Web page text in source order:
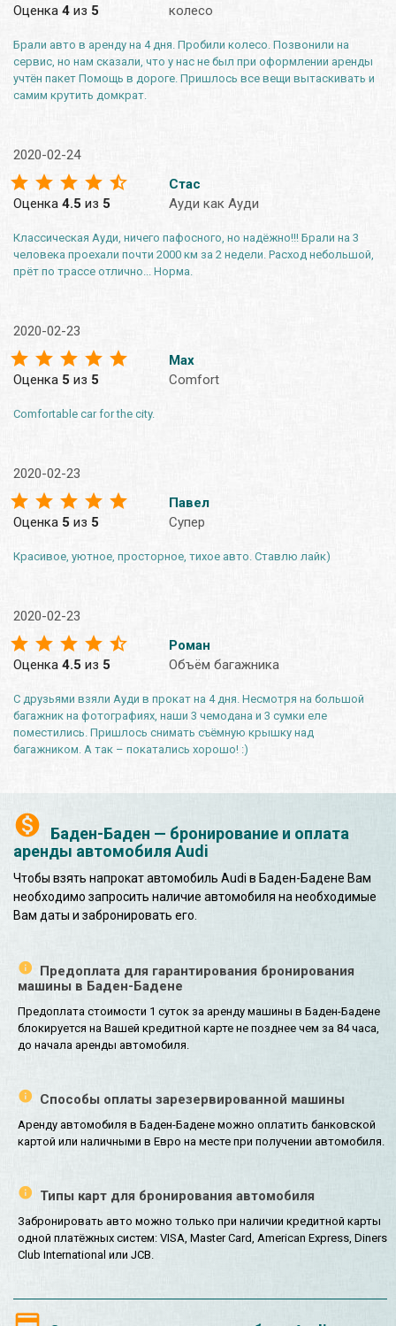
Баден-Баден — бронирование и оплата
аренды автомобиля Audi
Чтобы взять напрокат автомобиль Audi в Баден-Бадене Вам
необходимо запросить наличие автомобиля на необходимые
Вам даты и забронировать его.
Предоплата для гарантирования бронирования
машины в Баден-Бадене
Предоплата стоимости 1 суток за аренду машины в Баден-Бадене
блокируется на Вашей кредитной карте не позднее чем за 84 часа,
до начала аренды автомобиля.
Способы оплаты зарезервированной машины
Аренду автомобиля в Баден-Бадене можно оплатить банковской
картой или наличными в Евро на месте при получении автомобиля.
Типы карт для бронирования автомобиля
Забронировать авто можно только при наличии кредитной карты
одной платёжных систем: VISA, Master Card, American Express, Diners
Club International или JCB.
Оценка 4 из 5
колесо
Брали авто в аренду на 4 дня. Пробили колесо. Позвонили на
сервис, но нам сказали, что у нас не был при оформлении аренды
учтён пакет Помощь в дороге. Пришлось все вещи вытаскивать и
самим крутить домкрат.
2020-02-24
Оценка 4.5 из 5
Стас
Ауди как Ауди
Классическая Ауди, ничего пафосного, но надёжно!!! Брали на 3
человека проехали почти 2000 км за 2 недели. Расход небольшой,
прёт по трассе отлично... Норма.
2020-02-23
Оценка 5 из 5
Max
Comfort
Comfortable car for the city.
2020-02-23
Оценка 5 из 5
Павел
Супер
Красивое, уютное, просторное, тихое авто. Ставлю лайк)
2020-02-23
Оценка 4.5 из 5
Роман
Объём багажника
С друзьями взяли Ауди в прокат на 4 дня. Несмотря на большой
багажник на фотографиях, наши 3 чемодана и 3 сумки еле
поместились. Пришлось снимать съёмную крышку над
багажником. А так – покатались хорошо! :)